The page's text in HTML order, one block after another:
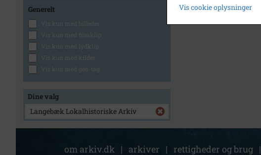
Generelt
Vis kun med billeder
Vis kun med filmklip
Vis kun med lydklip
Vis kun med kilder
Vis kun med geo-tag
Dine valg
Langebæk Lokalhistoriske Arkiv
om arkiv.dk | arkiver | rettigheder og brug |
Vis cookie oplysninger